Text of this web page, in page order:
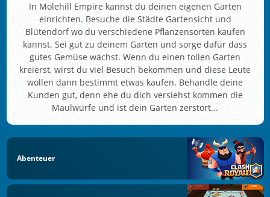
In Molehill Empire kannst du deinen eigenen Garten
einrichten. Besuche die Städte Gartensicht und
Blütendorf wo du verschiedene Pflanzensorten kaufen
kannst. Sei gut zu deinem Garten und sorge dafür dass
gutes Gemüse wächst. Wenn du einen tollen Garten
kreierst, wirst du viel Besuch bekommen und diese Leute
wollen dann bestimmt etwas kaufen. Behandle deine
Kunden gut, denn ehe du dich versiehst kommen die
Maulwürfe und ist dein Garten zerstört...
Abenteuer